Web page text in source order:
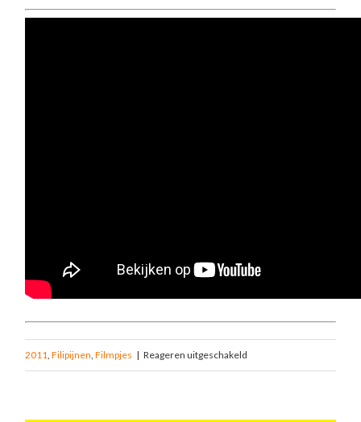
2011 Filipijnen Filmpjes | Reageren uitgeschakeld